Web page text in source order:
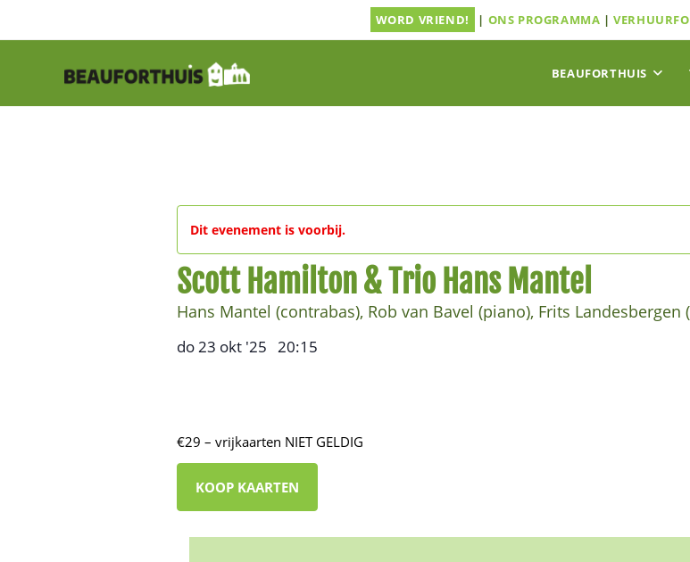
WORD VRIEND! | ONS PROGRAMMA |
BEAUFORTHUIS
Dit evenement is voorbij.
Scott Hamilton & Trio Hans Mantel
Hans Mantel (contrabas), Rob van Bavel (piano), Frits Landesbergen
do 23 okt '25 20:15
€29 – vrijkaarten NIET GELDIG
KOOP KAARTEN